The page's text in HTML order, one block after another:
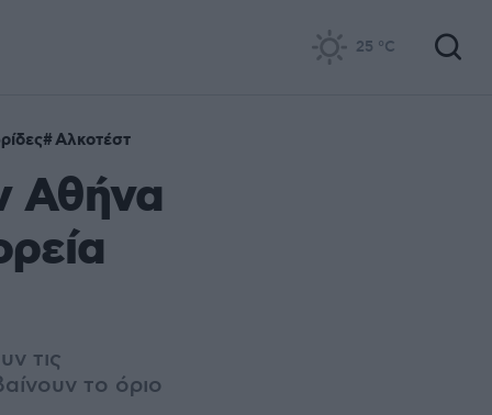
25 °C
Αλκοτέστ
Αθήνα
τις
το όριο